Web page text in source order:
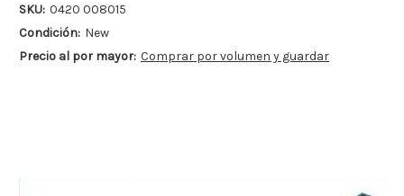
SKU: 0420 008015
Condición: New
Precio al por mayor: Comprar por volumen y guardar